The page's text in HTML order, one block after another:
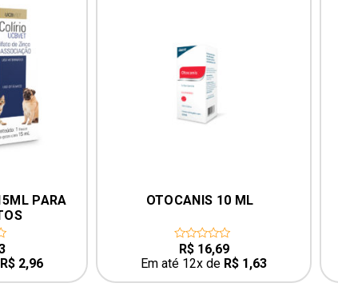
PARA
R$ 2,96
OTOCANIS 10 ML
0
out
of
5
R$16,69
Em até 12x de R$ 1,63